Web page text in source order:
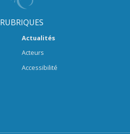
RUBRIQUES
Actualités
Acteurs
Accessibilité